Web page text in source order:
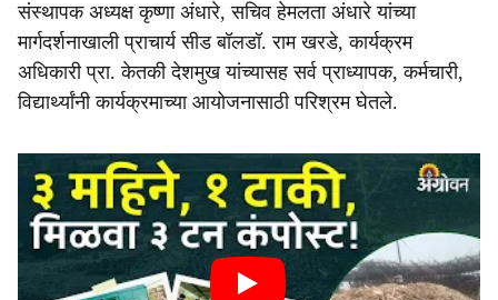
संस्थापक अध्यक्ष कृष्णा अंधारे, सचिव हेमलता अंधारे यांच्या
मार्गदर्शनाखाली प्राचार्य सीड बॉलडॉ. राम खरडे, कार्यक्रम
अधिकारी प्रा. केतकी देशमुख यांच्यासह सर्व प्राध्यापक, कर्मचारी,
विद्यार्थ्यांनी कार्यक्रमाच्या आयोजनासाठी परिश्रम घेतले.